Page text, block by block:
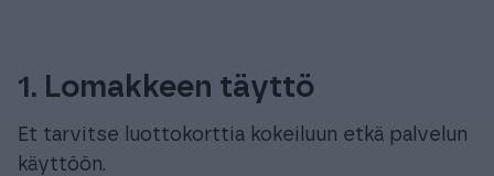
1. Lomakkeen täyttö
Et tarvitse luottokorttia kokeiluun etkä palvelun
käyttöön.